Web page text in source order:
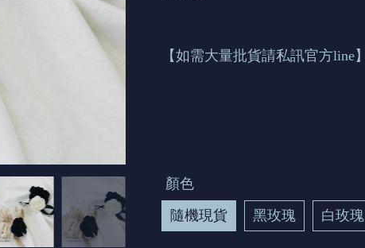
【如需大量批貨請私訊官方line】
顏色
隨機現貨
黑玫瑰 白玫瑰